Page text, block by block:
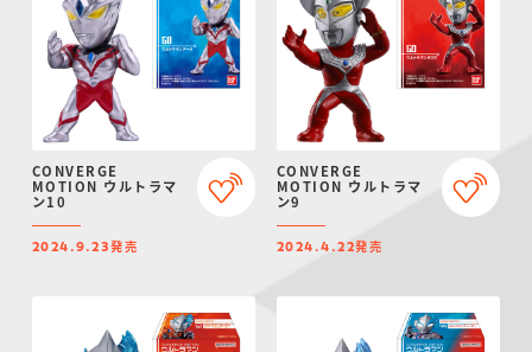
CONVERGE
MOTION ウルトラマ
ン10
2024.9.23発売
CONVERGE
MOTION ウルトラマ
ン9
2024.4.22発売